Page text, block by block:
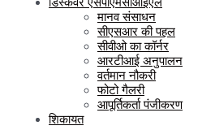
मानव संसाधन
सीएसआर की पहल
सीवीओ का कॉर्नर
आरटीआई अनुपालन
वर्तमान नौकरी
फोटो गैलरी
आपूर्तिकर्ता पंजीकरण
शिकायत